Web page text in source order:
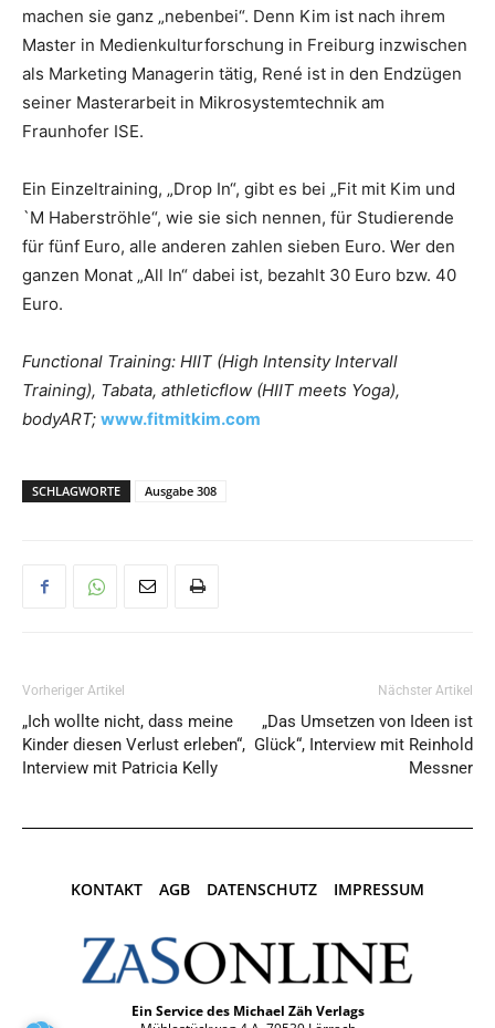
machen sie ganz „nebenbei“. Denn Kim ist nach ihrem
Master in Medienkulturforschung in Freiburg inzwischen
als Marketing Managerin tätig, René ist in den Endzügen
seiner Masterarbeit in Mikrosystemtechnik am
Fraunhofer ISE.
Ein Einzeltraining, „Drop In“, gibt es bei „Fit mit Kim und
`M Haberströhle“, wie sie sich nennen, für Studierende
für fünf Euro, alle anderen zahlen sieben Euro. Wer den
ganzen Monat „All In“ dabei ist, bezahlt 30 Euro bzw. 40
Euro.
Functional Training: HIIT (High Intensity Intervall
Training), Tabata, athleticflow (HIIT meets Yoga),
bodyART; www.fitmitkim.com
SCHLAGWORTE Ausgabe 308
Vorheriger Artikel
„Ich wollte nicht, dass meine
Kinder diesen Verlust erleben“,
Interview mit Patricia Kelly
Nächster Artikel
„Das Umsetzen von Ideen ist
Glück“, Interview mit Reinhold
Messner
KONTAKT AGB DATENSCHUTZ IMPRESSUM
Ein Service des Michael Zäh Verlags